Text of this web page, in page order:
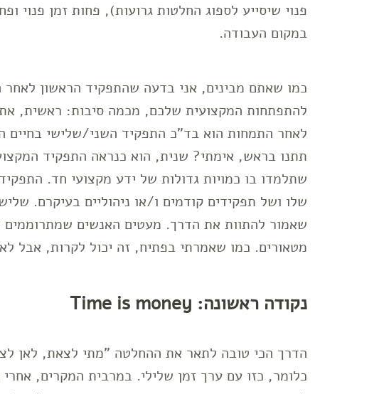
פנוי שיסייע לספוג החלטות גרועות), פחות זמן פנוי
במקום העבודה.
כמו שאתם מבינים, אני בדעה שהתפקיד הראשון
להתפתחות המקצועית שלכם, מכמה סיבות: ראשית,
לאחר התמחות הוא בד"כ התפקיד השני/שלישי בחיים
תתנו בראש, אימתי? שנית, הוא כנראה התפקיד
שתלמדו בו כמויות גדולות של ידע מקצועי חד.
שלו ושל תפקידים קודמים ו/או ניהוליים בעיקרם.
שאמור להתוות את הדרך. מעטים האנשים שמתרוממים
מטאורים. כמו שאמרתי בפתיח, זה יכול לקרות, אבל
נקודה ראשונה: Time is money
כלומר, כזו עם ערך זמן שלילי. במרבית המקרים,